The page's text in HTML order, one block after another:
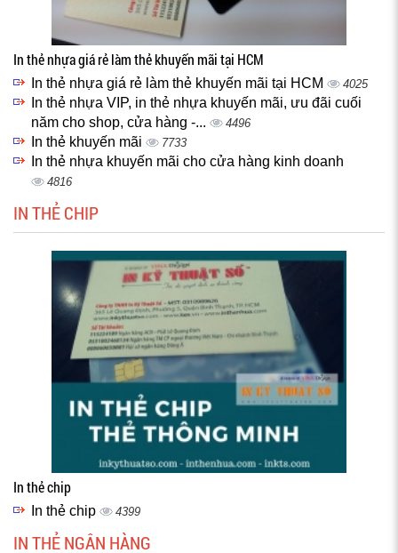
In thẻ nhựa giá rẻ làm thẻ khuyến mãi tại HCM
In thẻ nhựa giá rẻ làm thẻ khuyến mãi tại HCM 4025
In thẻ nhựa VIP, in thẻ nhựa khuyến mãi, ưu đãi cuối
năm cho shop, cửa hàng -...
4496
In thẻ khuyến mãi 7733
In thẻ nhựa khuyến mãi cho cửa hàng kinh doanh
4816
IN THẺ CHIP
In thẻ chip
In thẻ chip 4399
IN THẺ NGÂN HÀNG